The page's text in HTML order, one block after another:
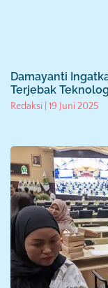
Damayanti
Terjebak
Redaksi 19 Juni 2025